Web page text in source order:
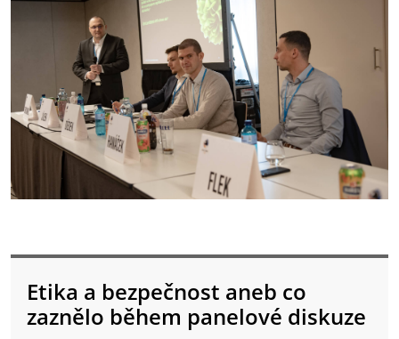
Etika a bezpečnost aneb co
zaznělo během panelové diskuze